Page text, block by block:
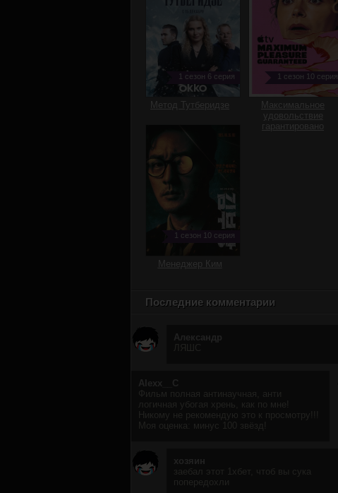
1 сезон 6 серия
Метод Тутберидзе
1 сезон 10 серия
Максимальное
удовольствие
гарантировано
1 сезон 10 серия
Менеджер Ким
Последние комментарии
Александр
ЛЯШС
Alexx__C
Фильм полная антинаучная, анти
логичная убогая хрень, как по мне!
Никому не рекомендую это к просмотру!!!
Моя оценка: минус 100 звёзд!
хозяин
заебал этот 1хбет, чтоб вы сука
попередохли